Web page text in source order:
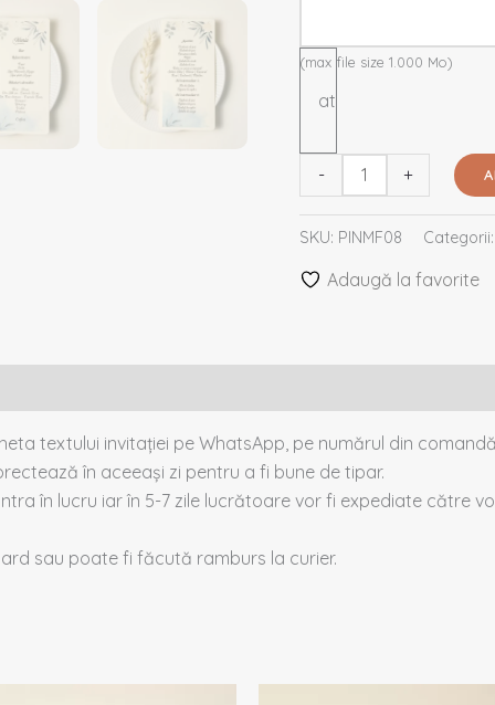
sau
atașează
(max file size 1.000 Mo)
- +
SKU: PINMF08
Adaugă la favorite
textului invitației pe WhatsApp, pe numărul din
în aceeași zi pentru a fi bune de tipar.
în lucru iar în 5-7 zile lucrătoare vor fi expediate către
sau poate fi făcută ramburs la curier.